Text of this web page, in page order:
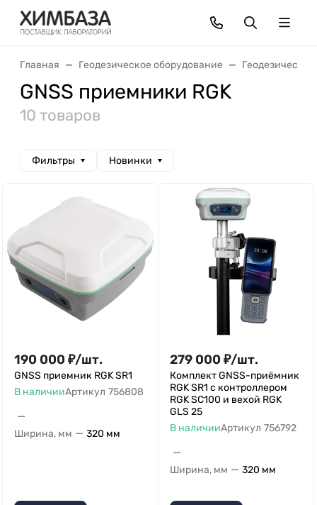
Главная Геодезическое оборудование
GNSS приемники RGK
10 товаров
Фильтры Новинки
190 000 ₽/шт.
GNSS приемник RGK SR1
В наличииАртикул 756808
—
Ширина, мм — 320 мм
279 000 ₽/шт.
Комплект GNSS-приёмник
RGK SR1 с контроллером
RGK SC100 и вехой RGK
GLS 25
В наличииАртикул 756792
—
Ширина, мм — 320 мм